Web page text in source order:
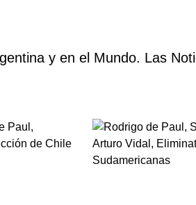
y en el Mundo. Las